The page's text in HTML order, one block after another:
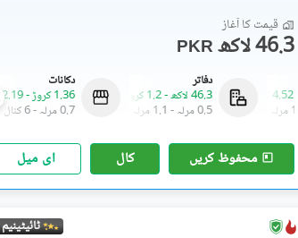
قیمت کا آغاز
PKR 46.3 لاکھ
دکانات
1.36 کروڑ
-2.19 عرب
0.7 مرلہ
-6 کنال
دفاتر
46.3 لاکھ
-1.2 کروڑ
0.5 مرلہ
- 1.1 مرلہ
4.52 کروڑ
1.9 مرلہ
محفوظ کریں کال ای میل
ٹائیٹینیم